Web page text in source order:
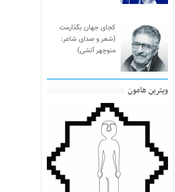
کجای جهان بگذارمت
(شعر و صدای شاعر:
منوچهر آتشی)
ویترین هامون